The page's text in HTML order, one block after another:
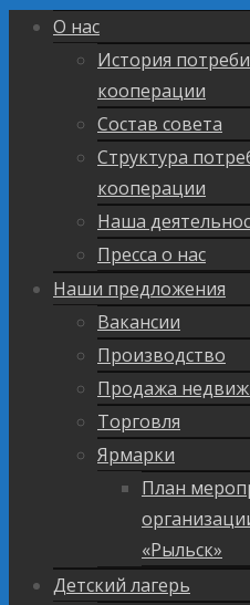
О нас
История
кооперации
Состав совета
Структура
кооперации
Наша
Пресса о нас
Наши предложения
Вакансии
Производство
Продажа
Торговля
Ярмарки
План
«Рыльск»
Детский лагерь